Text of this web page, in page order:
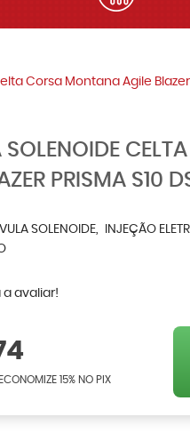
Corsa Montana Agile Blazer
SOLENOIDE
PRISMA S10
SOLENOIDE INJEÇÃO
a avaliar!
ECONOMIZE 15% NO PIX